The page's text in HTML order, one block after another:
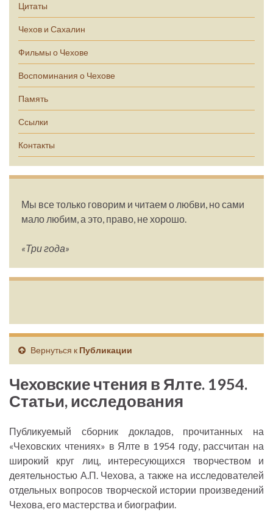
Цитаты
Чехов и Сахалин
Фильмы о Чехове
Воспоминания о Чехове
Память
Ссылки
Контакты
Мы все только говорим и читаем о любви, но сами
мало любим, а это, право, не хорошо.
«Три года»
Вернуться к Публикации
Чеховские чтения в Ялте. 1954.
Статьи, исследования
Публикуемый сборник докладов, прочитанных на
«Чеховских чтениях» в Ялте в 1954 году, рассчитан на
широкий круг лиц, интересующихся творчеством и
деятельностью А.П. Чехова, а также на исследователей
отдельных вопросов творческой истории произведений
Чехова, его мастерства и биографии.